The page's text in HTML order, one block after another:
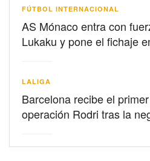
FÚTBOL INTERNACIONAL
AS Mónaco entra con
Lukaku y pone el fichaje
LALIGA
Barcelona recibe el
operación Rodri tras la